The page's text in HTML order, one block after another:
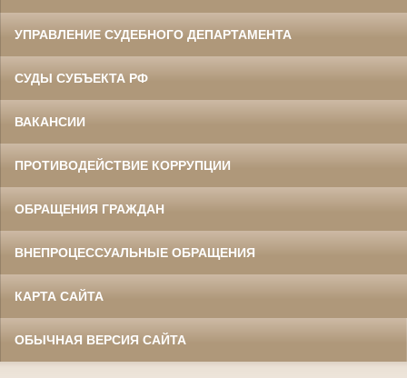
УПРАВЛЕНИЕ СУДЕБНОГО ДЕПАРТАМЕНТА
СУДЫ СУБЪЕКТА РФ
ВАКАНСИИ
ПРОТИВОДЕЙСТВИЕ КОРРУПЦИИ
ОБРАЩЕНИЯ ГРАЖДАН
ВНЕПРОЦЕССУАЛЬНЫЕ ОБРАЩЕНИЯ
КАРТА САЙТА
ОБЫЧНАЯ ВЕРСИЯ САЙТА